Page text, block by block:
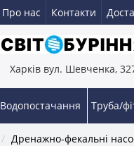
Про нас Контакти
Харків вул. Шевченка,
Водопостачання Труба/
Дренажно-фекальні